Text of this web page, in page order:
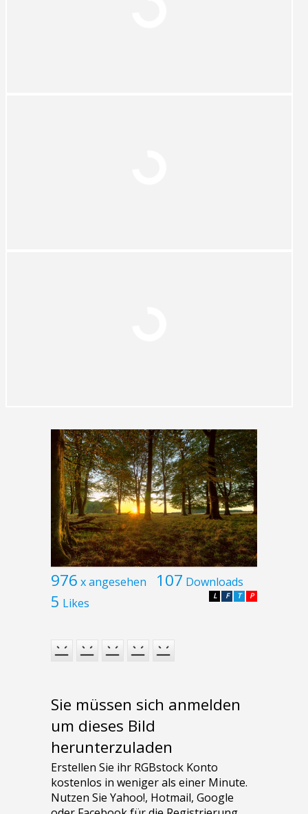
976 x angesehen 107 Downloads
5 Likes P
T
F
L
Sie müssen sich anmelden
um dieses Bild
herunterzuladen